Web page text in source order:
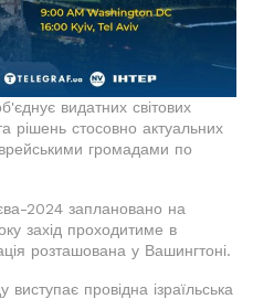
видатних світових
рішень стосовно актуальних
громадами по
2024 заплановано на
захід проходитиме в
розташована у Вашингтоні.
виступає провідна ізраїльська